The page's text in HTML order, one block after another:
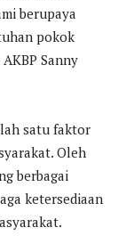
berupaya
pokok
Sanny
satu faktor
Oleh
berbagai
ketersediaan